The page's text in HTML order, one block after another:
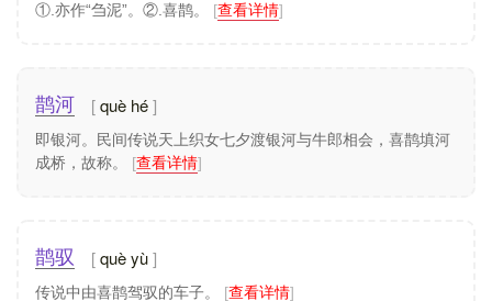
①.亦作“刍泥”。②.喜鹊。 [查看详情]
鹊河 què hé
即银河。民间传说天上织女七夕渡银河与牛郎相会，喜鹊填河
成桥，故称。 [查看详情]
鹊驭 què yù
传说中由喜鹊驾驭的车子。 [查看详情]